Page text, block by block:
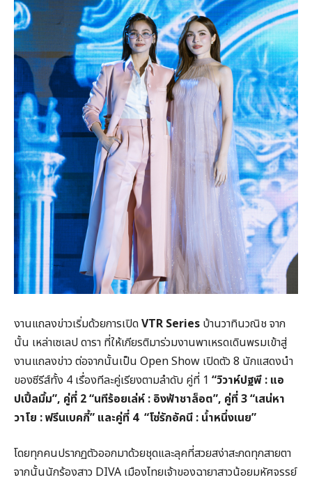
งานแถลงข่าวเริ่มด้วยการเปิดVTR Series บ้านวาทินวณิช จาก
นั้น เหล่าเซเลป ดารา ที่ให้เกียรติมาร่วมงานพาเหรดเดินพรมเข้าสู่
งานแถลงข่าว ต่อจากนั้นเป็น Open Show เปิดตัว 8 นักแสดงนำ
ของซีรีส์ทั้ง 4 เรื่องทีละคู่เรียงตามลำดับ คู่ที่ 1 “วิวาห์ปฐพี : แอ
ปเปิ้ลมิ้ม”, คู่ที่ 2 “นทีร้อยเล่ห์ : อิงฟ้าชาล็อต”, คู่ที่3 “เสน่หา
วาโย : ฟรีนเบคกี้” และคู่ที่ 4 “โซ่รักอัคนี : น้ำหนึ่งเนย”
โดยทุกคนปรากฏตัวออกมาด้วยชุดและลุคที่สวยสง่าสะกดทุกสายตา
จากนั้นนักร้องสาว DIVA เมืองไทยเจ้าของฉายาสาวน้อยมหัศจรรย์